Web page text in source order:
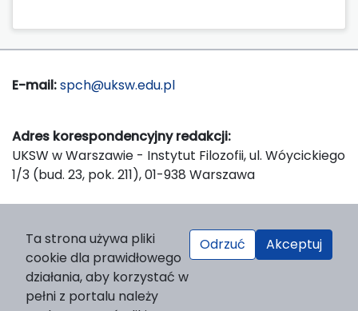
E-mail:spch@uksw.edu.pl
Adres korespondencyjny redakcji:
UKSW w Warszawie - Instytut Filozofii, ul. Wóycickiego
1/3 (bud. 23, pok. 211), 01-938 Warszawa
Wydawnictwo Naukowe UKSW, ul. Dewajtis 5, domek
nr 2, 01-815 Warszawa
Strona WWW Wydawnictwa
e-mail: wydawnictwo@uksw.edu.pl
Ta strona używa pliki
cookie dla prawidłowego
działania, aby korzystać w
pełni z portalu należy
Odrzuć Akceptuj